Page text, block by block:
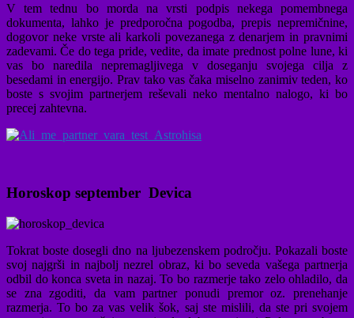
V tem tednu bo morda na vrsti podpis nekega pomembnega
dokumenta, lahko je predporočna pogodba, prepis nepremičnine,
dogovor neke vrste ali karkoli povezanega z denarjem in pravnimi
zadevami. Če do tega pride, vedite, da imate prednost polne lune, ki
vas bo naredila nepremagljivega v doseganju svojega cilja z
besedami in energijo. Prav tako vas čaka miselno zanimiv teden, ko
boste s svojim partnerjem reševali neko mentalno nalogo, ki bo
precej zahtevna.
Horoskop september Devica
Tokrat boste dosegli dno na ljubezenskem področju. Pokazali boste
svoj najgrši in najbolj nezrel obraz, ki bo seveda vašega partnerja
odbil do konca sveta in nazaj. To bo razmerje tako zelo ohladilo, da
se zna zgoditi, da vam partner ponudi premor oz. prenehanje
razmerja. To bo za vas velik šok, saj ste mislili, da ste pri svojem